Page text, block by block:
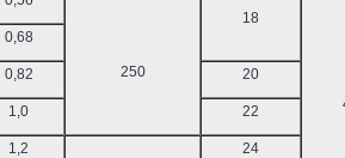
250
18
0,68
0,82 20
1,0 22
1,2 24